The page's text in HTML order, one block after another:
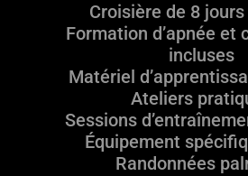
Croisière de 8
Formation d’apnée et
incluses
Matériel
Ateliers
Sessions
Équipement
Randonnées